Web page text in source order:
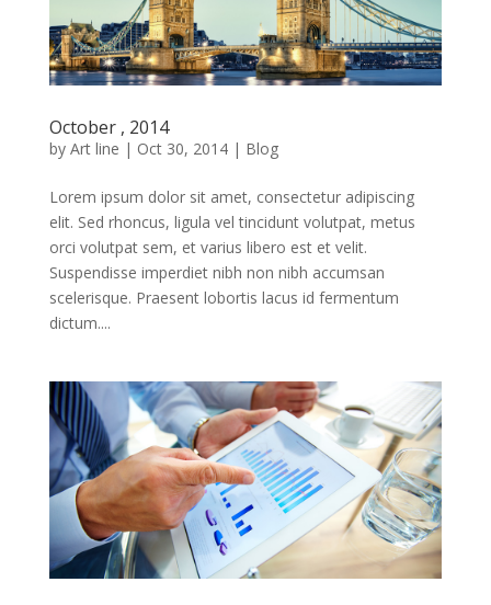
October , 2014
by Art line | Oct 30, 2014| Blog
Lorem ipsum dolor sit amet, consectetur adipiscing
elit. Sed rhoncus, ligula vel tincidunt volutpat, metus
orci volutpat sem, et varius libero est et velit.
Suspendisse imperdiet nibh non nibh accumsan
scelerisque. Praesent lobortis lacus id fermentum
dictum....